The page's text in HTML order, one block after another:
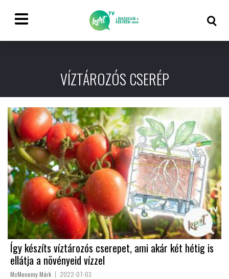
VÍZTÁROZÓS CSERÉP
Így készíts víztározós cserepet, ami akár két hétig is
ellátja a növényeid vízzel
McMenemy Márk 2022-07-03